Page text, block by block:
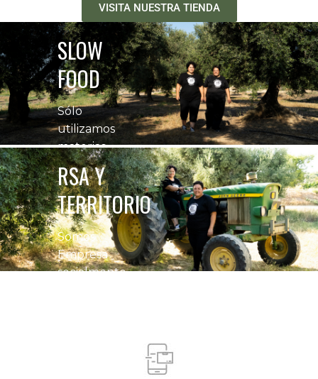
VISITA NUESTRA TIENDA
SLOW
FOOD
Sólo
utilizamos
materias
primas
cultivadas en
nuestras
fincas, sin
aditivos ni
conservantes.
RSA Y
TERRITORIO
Somos
Empresa
socialmente